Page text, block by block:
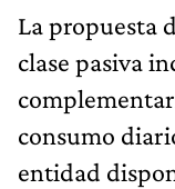
La propuesta
clase pasiva
consumo
entidad